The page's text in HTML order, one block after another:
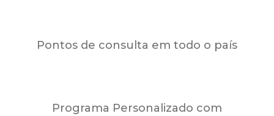
Pontos de consulta em todo o país
Programa Personalizado com